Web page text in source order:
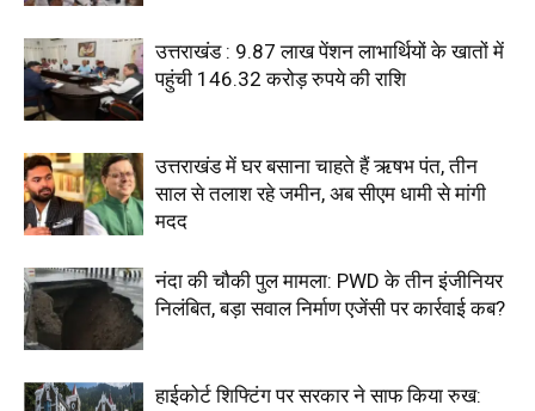
उत्तराखंड : 9.87 लाख पेंशन लाभार्थियों के खातों में
पहुंची 146.32 करोड़ रुपये की राशि
उत्तराखंड में घर बसाना चाहते हैं ऋषभ पंत, तीन
साल से तलाश रहे जमीन, अब सीएम धामी से मांगी
मदद
नंदा की चौकी पुल मामला: PWD के तीन इंजीनियर
निलंबित, बड़ा सवाल निर्माण एजेंसी पर कार्रवाई कब?
हाईकोर्ट शिफ्टिंग पर सरकार ने साफ किया रुख: